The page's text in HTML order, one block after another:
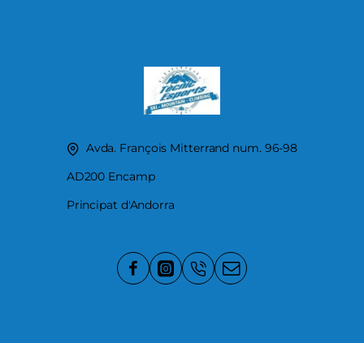
Avda. François Mitterrand num. 96-98
AD200 Encamp
Principat d'Andorra